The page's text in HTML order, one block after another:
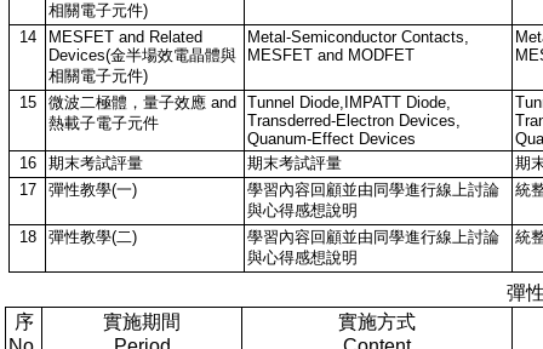
相關電子元件)
14
MESFET and Related
Devices(金半場效電晶體與
相關電子元件)
Metal-Semiconductor Contacts,
MESFET and MODFET
15
微波二極體，量子效應 and
熱載子電子元件
Tunnel Diode,IMPATT Diode,
Transderred-Electron Devices,
Quanum-Effect Devices
16
期末考試評量 期末考試評量
期
17
彈性教學(一)
學習內容回顧並由同學進行線上討論
與心得感想說明
統
18 彈性教學(二)
學習內容回顧並由同學進行線上討論
與心得感想說明
統
彈
序
實施期間
實施方式